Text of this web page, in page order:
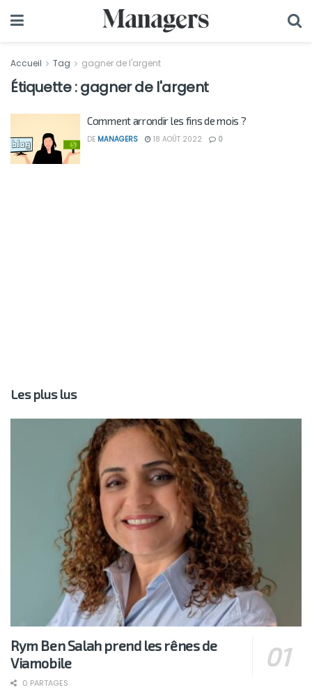
Accueil Tag gagner de l'argent
Étiquette :gagner de l'argent
Comment arrondir les fins de mois ?
DE MANAGERS 18 AOÛT 2022 0
Les plus lus
Rym Ben Salah prend les rênes de
Viamobile
0 PARTAGES